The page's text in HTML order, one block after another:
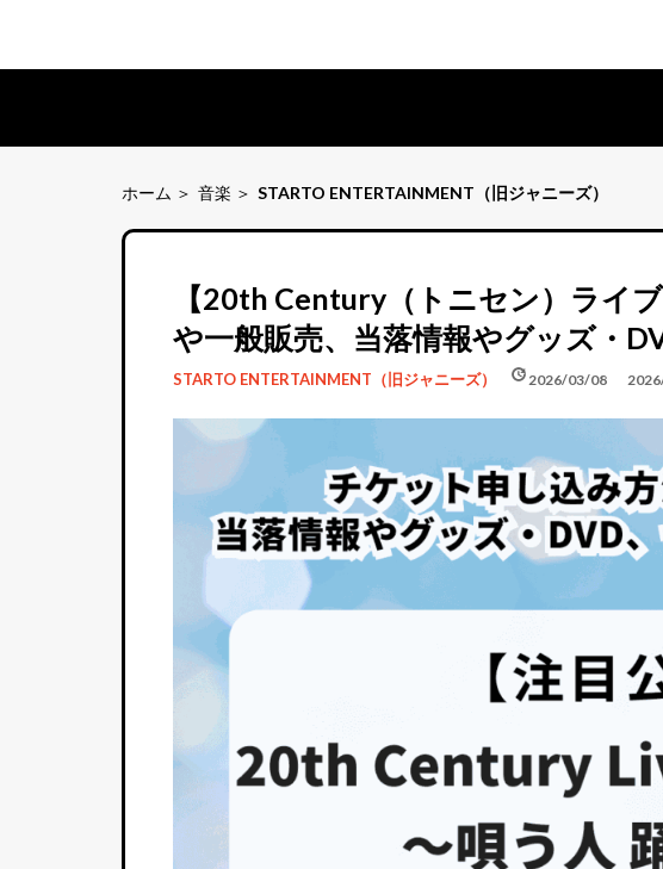
ホーム 音楽 STARTO ENTERTAINMENT（旧ジャニーズ）
【20th Century（トニセン）ライ
や一般販売、当落情報やグッズ・
STARTO ENTERTAINMENT（旧ジャニーズ） schedule2026/03/08
update